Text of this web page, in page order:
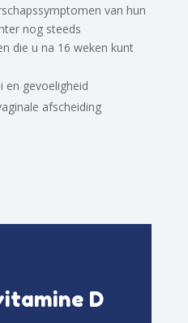
van hun
nog steeds
die u na 16 weken kunt
en gevoeligheid
afscheiding
D